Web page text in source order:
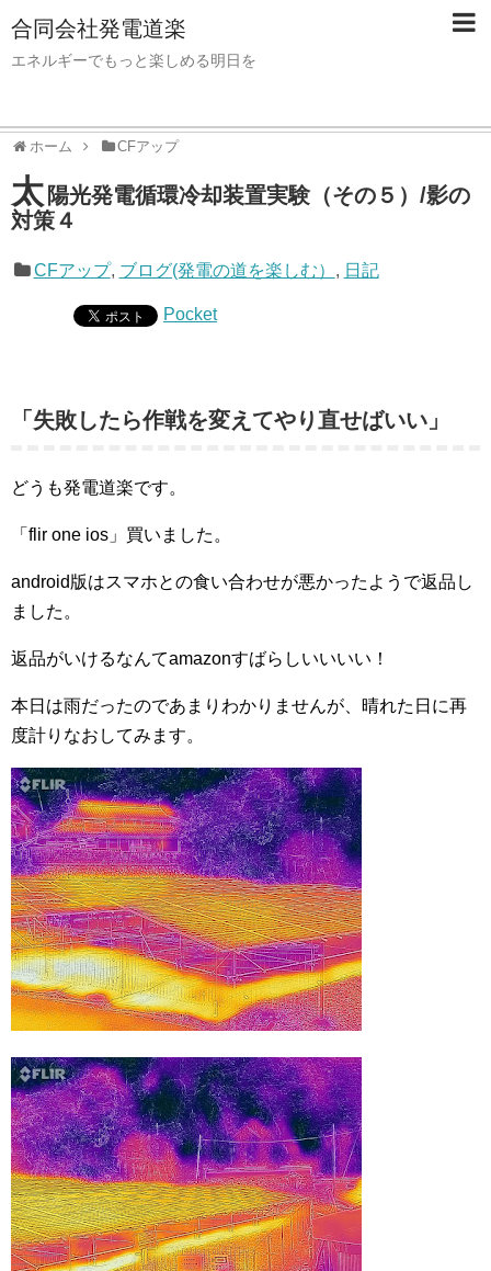
合同会社発電道楽
エネルギーでもっと楽しめる明日を
ホーム CFアップ
太 陽光発電循環冷却装置実験（その５）/影の
対策４
CFアップ, ブログ(発電の道を楽しむ） , 日記
Pocket
「失敗したら作戦を変えてやり直せばいい」
どうも発電道楽です。
「flir one ios」買いました。
android版はスマホとの食い合わせが悪かったようで返品し
ました。
返品がいけるなんてamazonすばらしいいいい！
本日は雨だったのであまりわかりませんが、晴れた日に再
度計りなおしてみます。